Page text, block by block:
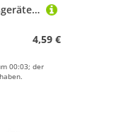
Zkydhbd Polesgeschubsgeräte 8 Mm Gewindestange Für Süßwasserströme Aluminium Wurfvorrichtung Fischereiwerkzeugstange Aluminium Wurfvorrichtung Tackle Werkzeugausrüstung Für Süßwasserströme Fluss
4,59 €
00:03; der